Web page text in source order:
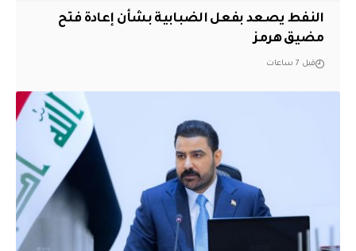
النفط يصعد بفعل الضبابية بشأن إعادة فتح
مضيق هرمز
قبل 7 ساعات